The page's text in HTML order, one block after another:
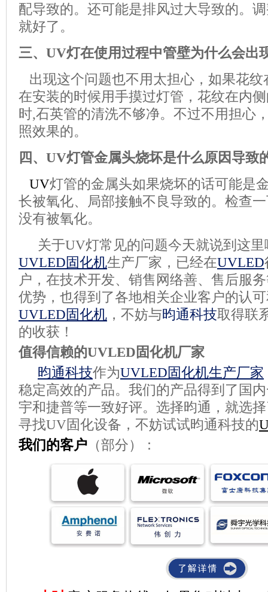
配导致的。还可能是排风过大导致的。
就好了。
三、UV灯在使用过程中管壁为什么会出
出现这个问题也不用太担心，如果花纹
在安装的时候用手摸过灯管，花纹在内
时,石英管的清洗不够净。不过不用担心
照效果的。
四、UV灯管金属头烧坏是什么原因导致
UV灯管的金属头如果烧坏的话可能是
长被氧化、局部接触不良导致的。检查
没有被氧化。
关于UV灯常见的问题今天就说到这
UVLED固化机生产厂家，已经在UVLED
户，在技术开发、销售网络善、售后服
优势，也得到了各地相关企业客户的认
UVLED固化机 ，不妨与昀通科技取得联
的收获！
值得信赖的UVLED固化机厂家
昀通科技作为UVLED固化机生产厂家
稳定高效的产品。我们的产品得到了国
宇和捷普等一致好评。选择昀通，就选
寻找UV固化设备，不妨试试昀通科技的
我们的客户 （部分）：